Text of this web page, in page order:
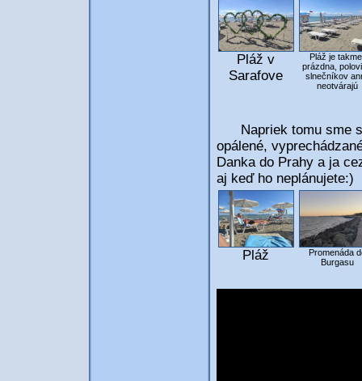
Pláž v
Sarafove
Pláž je
prázdna,
slnečníkov
neotvárajú
Napriek tomu sme
opálené,
Danka do Prahy a ja
aj keď ho neplánujete:)
Pláž
Promenáda
Burgasu